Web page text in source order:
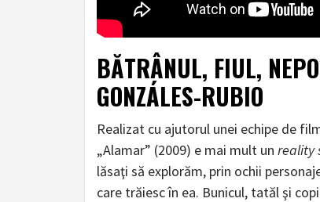
BĂTRÂNUL, FIUL,
GONZÁLES-RUBIO
Realizat cu ajutorul unei echipe de
„Alamar” (2009) e mai mult un reality
lăsaţi să explorăm, prin ochii
care trăiesc în ea. Bunicul, tatăl şi